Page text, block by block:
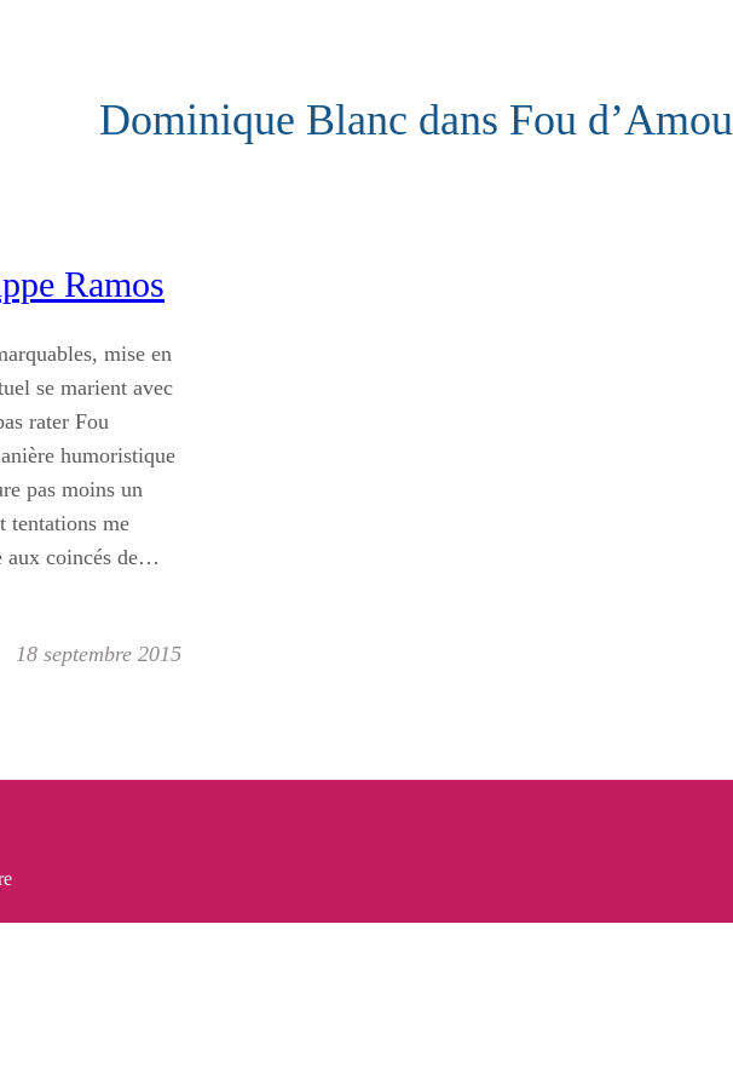
Dominique Blanc dans Fou
Ramos
mise en
se marient avec
rater Fou
humoristique
pas moins un
tentations me
aux coincés de…
18 septembre 2015